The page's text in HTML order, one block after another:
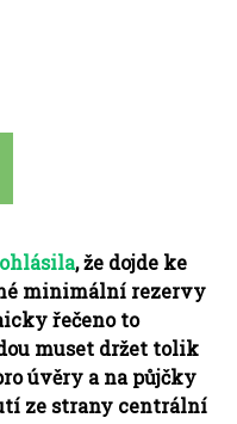
, že dojde ke
minimální rezervy
řečeno to
muset držet tolik
úvěry a na půjčky
ze strany centrální